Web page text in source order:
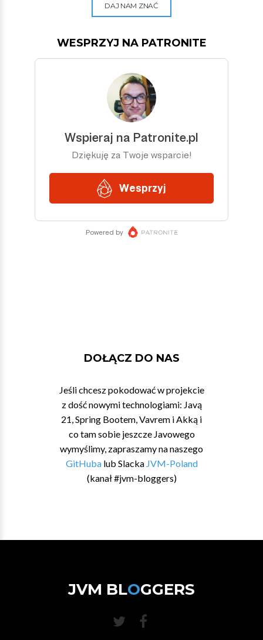
DAJ NAM ZNAĆ
WESPRZYJ NA PATRONITE
DOŁĄCZ DO NAS
Jeśli chcesz pokodować w projekcie
z dość nowymi technologiami: Javą
21, Spring Bootem, Vavrem i Akką i
co tam sobie jeszcze Javowego
wymyślimy, zapraszamy na naszego
GitHubalub Slacka JVM-Poland
(kanał #jvm-bloggers)
JVM BLOGGERS